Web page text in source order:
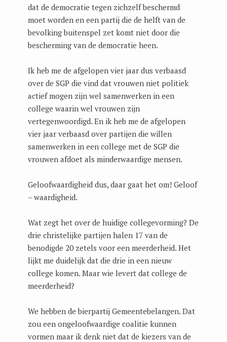
dat de democratie tegen zichzelf beschermd
moet worden en een partij die de helft van de
bevolking buitenspel zet komt niet door die
bescherming van de democratie heen.
Ik heb me de afgelopen vier jaar dus verbaasd
over de SGP die vind dat vrouwen niet politiek
actief mogen zijn wel samenwerken in een
college waarin wel vrouwen zijn
vertegenwoordigd. En ik heb me de afgelopen
vier jaar verbaasd over partijen die willen
samenwerken in een college met de SGP die
vrouwen afdoet als minderwaardige mensen.
Geloofwaardigheid dus, daar gaat het om! Geloof
– waardigheid.
Wat zegt het over de huidige collegevorming? De
drie christelijke partijen halen 17 van de
benodigde 20 zetels voor een meerderheid. Het
lijkt me duidelijk dat die drie in een nieuw
college komen. Maar wie levert dat college de
meerderheid?
We hebben de bierpartij Gemeentebelangen. Dat
zou een ongeloofwaardige coalitie kunnen
vormen maar ik denk niet dat de kiezers van de